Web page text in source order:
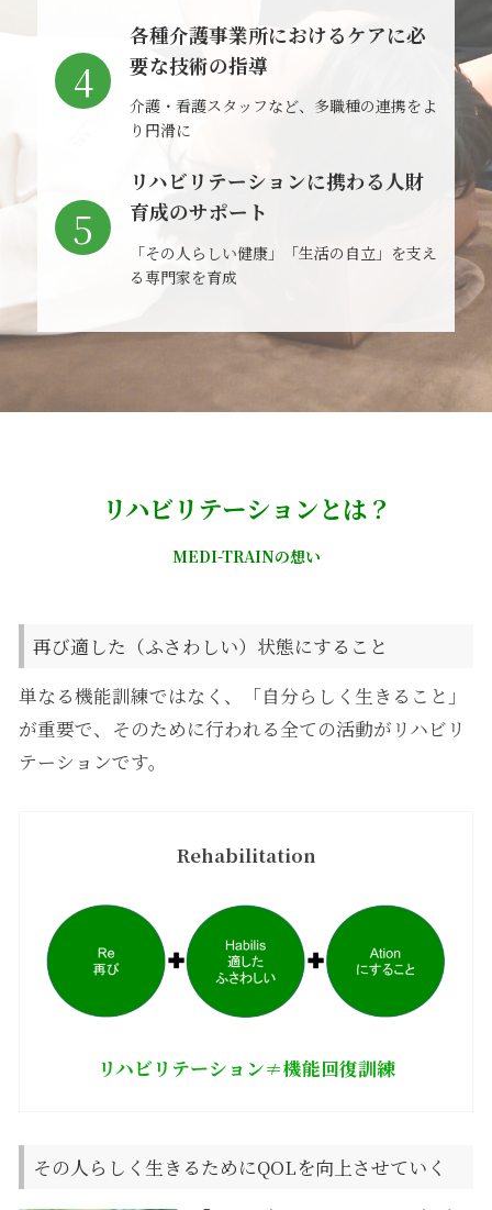
各種介護事業所におけるケアに必
要な技術の指導
介護・看護スタッフなど、多職種の連携をよ
り円滑に
4
リハビリテーションに携わる人財
育成のサポート
「その人らしい健康」「生活の自立」を支え
る専門家を育成
5
リハビリテーションとは？
MEDI-TRAINの想い
再び適した（ふさわしい）状態にすること
単なる機能訓練ではなく、「自分らしく生きること」
が重要で、そのために行われる全ての活動がリハビリ
テーションです。
Rehabilitation
リハビリテーション≠機能回復訓練
その人らしく生きるためにQOLを向上させていく